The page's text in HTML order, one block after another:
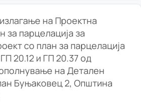
на Проектна
за парцелација за
со план за парцелација
20.12 и ГП 20.37 од
на Детален
Буњаковец 2, Општина